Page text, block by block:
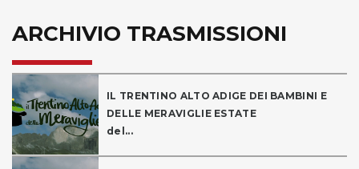
ARCHIVIO TRASMISSIONI
IL TRENTINO ALTO ADIGE DEI BAMBINI E
DELLE MERAVIGLIE ESTATE
del...